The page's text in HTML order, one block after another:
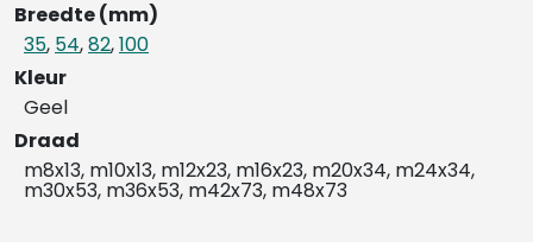
Breedte (mm)
35, 54,82,100
Kleur
Geel
Draad
m8x13, m10x13, m12x23, m16x23, m20x34, m24x34,
m30x53, m36x53, m42x73, m48x73